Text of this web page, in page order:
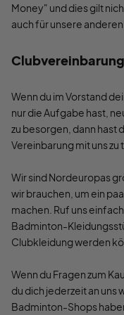
Money" und dies gilt
auch für unsere
Wenn du im Vorstand
nur die Aufgabe hast,
zu besorgen, dann hast
Vereinbarung mit uns zu
Wir sind Nordeuropas
wir brauchen, um ein
machen. Ruf uns
Badminton-
Clubkleidung werden
Wenn du Fragen zum
du dich jederzeit an uns
Badminton-Shops